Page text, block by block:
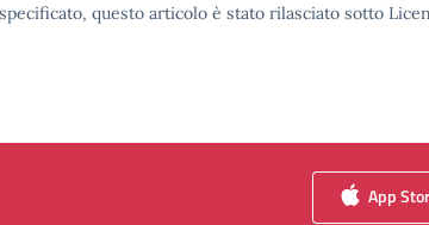
questo articolo è stato rilasciato sotto
App